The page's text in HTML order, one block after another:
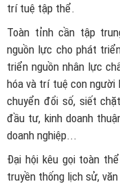
trí tuệ tập thể.
Toàn tỉnh cần tập
nguồn lực cho phát
triển nguồn nhân lực
hóa và trí tuệ con người
chuyển đổi số, siết
đầu tư, kinh doanh
doanh nghiệp...
Đại hội kêu gọi toàn
truyền thống lịch sử,